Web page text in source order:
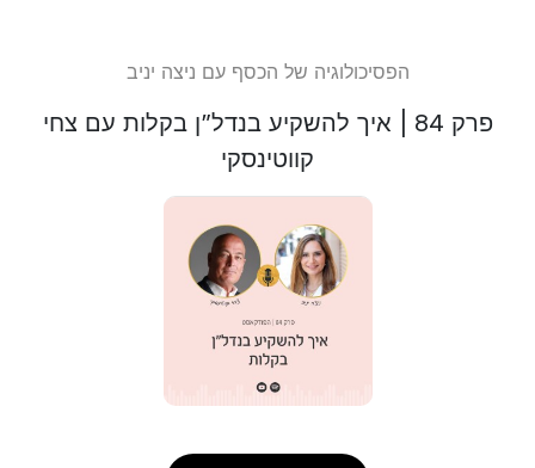
הפסיכולוגיה של הכסף עם ניצה יניב
פרק 84 | איך להשקיע בנדל”ן בקלות עם צחי
קווטינסקי